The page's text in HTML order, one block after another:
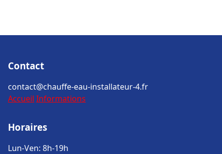
Contact
contact@chauffe-eau-installateur-4.fr
Accueil Informations
Horaires
Lun-Ven: 8h-19h